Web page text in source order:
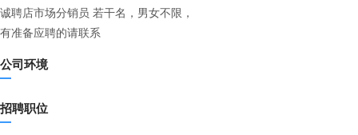
诚聘店市场分销员 若干名，男女不限，
有准备应聘的请联系
公司环境
招聘职位